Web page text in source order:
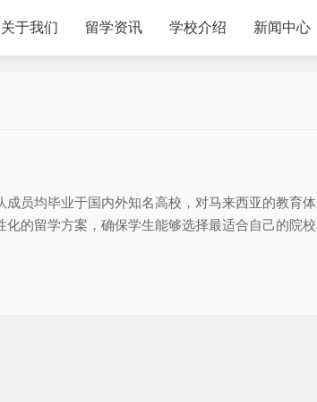
关于我们 留学资讯 学校介绍 新闻中心
员均毕业于国内外知名高校，对马来西亚的教育
的留学方案，确保学生能够选择最适合自己的院校